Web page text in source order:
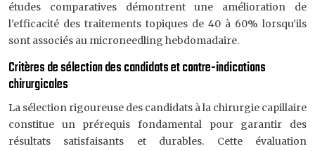
études comparatives démontrent une amélioration de
l’efficacité des traitements topiques de 40 à 60% lorsqu’ils
sont associés au microneedling hebdomadaire.
Critères de sélection des candidats et contre-indications
chirurgicales
La sélection rigoureuse des candidats à la chirurgie capillaire
constitue un prérequis fondamental pour garantir des
résultats satisfaisants et durables. Cette évaluation